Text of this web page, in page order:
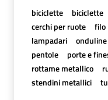
biciclette biciclette
cerchi per ruote
filo
lampadari
pentole
porte e
rottame metallico
stendini metallici